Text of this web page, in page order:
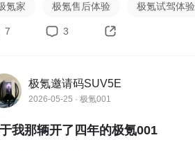
氪家 极氪售后体验 极氪试驾体验
7 3
极氪邀请码SUV5E
2026-05-25 · 极氪001
我那辆开了四年的极氪001